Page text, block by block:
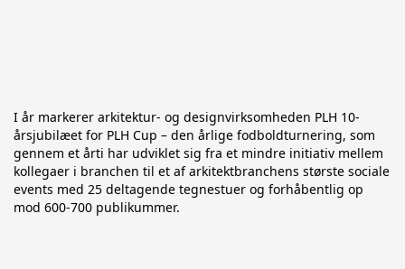
I år markerer arkitektur- og designvirksomheden PLH 10-
årsjubilæet for PLH Cup – den årlige fodboldturnering, som
gennem et årti har udviklet sig fra et mindre initiativ mellem
kollegaer i branchen til et af arkitektbranchens største sociale
events med 25 deltagende tegnestuer og forhåbentlig op
mod 600-700 publikummer.